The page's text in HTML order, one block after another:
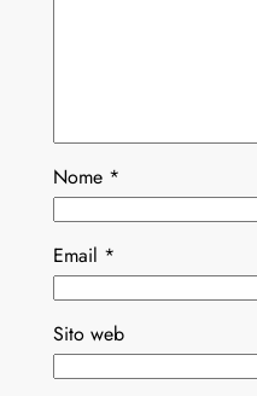
Nome *
Email *
Sito web